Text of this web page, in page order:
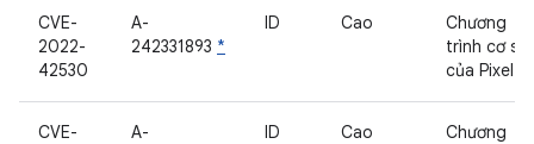
CVE-
2022-
42530
A-
242331893 *
ID Cao
Chương
trình cơ sở
của Pixel
CVE-
A-
ID Cao
Chương